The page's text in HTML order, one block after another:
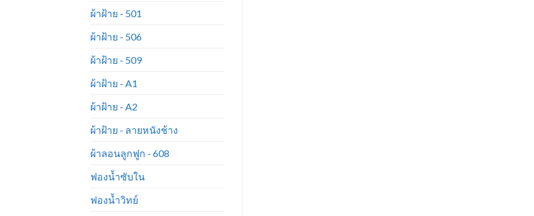
ผ้าฝ้าย - 501
ผ้าฝ้าย - 506
ผ้าฝ้าย - 509
ผ้าฝ้าย - A1
ผ้าฝ้าย - A2
ผ้าฝ้าย - ลายหนังช้าง
ผ้าลอนลูกฟูก - 608
ฟองน้ำซับใน
ฟองน้ำวิทย์